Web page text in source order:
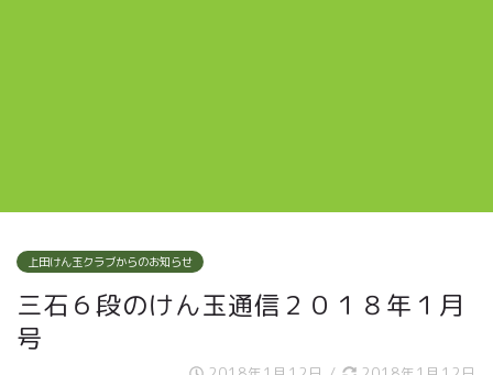
上田けん玉クラブからのお知らせ
三石６段のけん玉通信２０１８年１月
号